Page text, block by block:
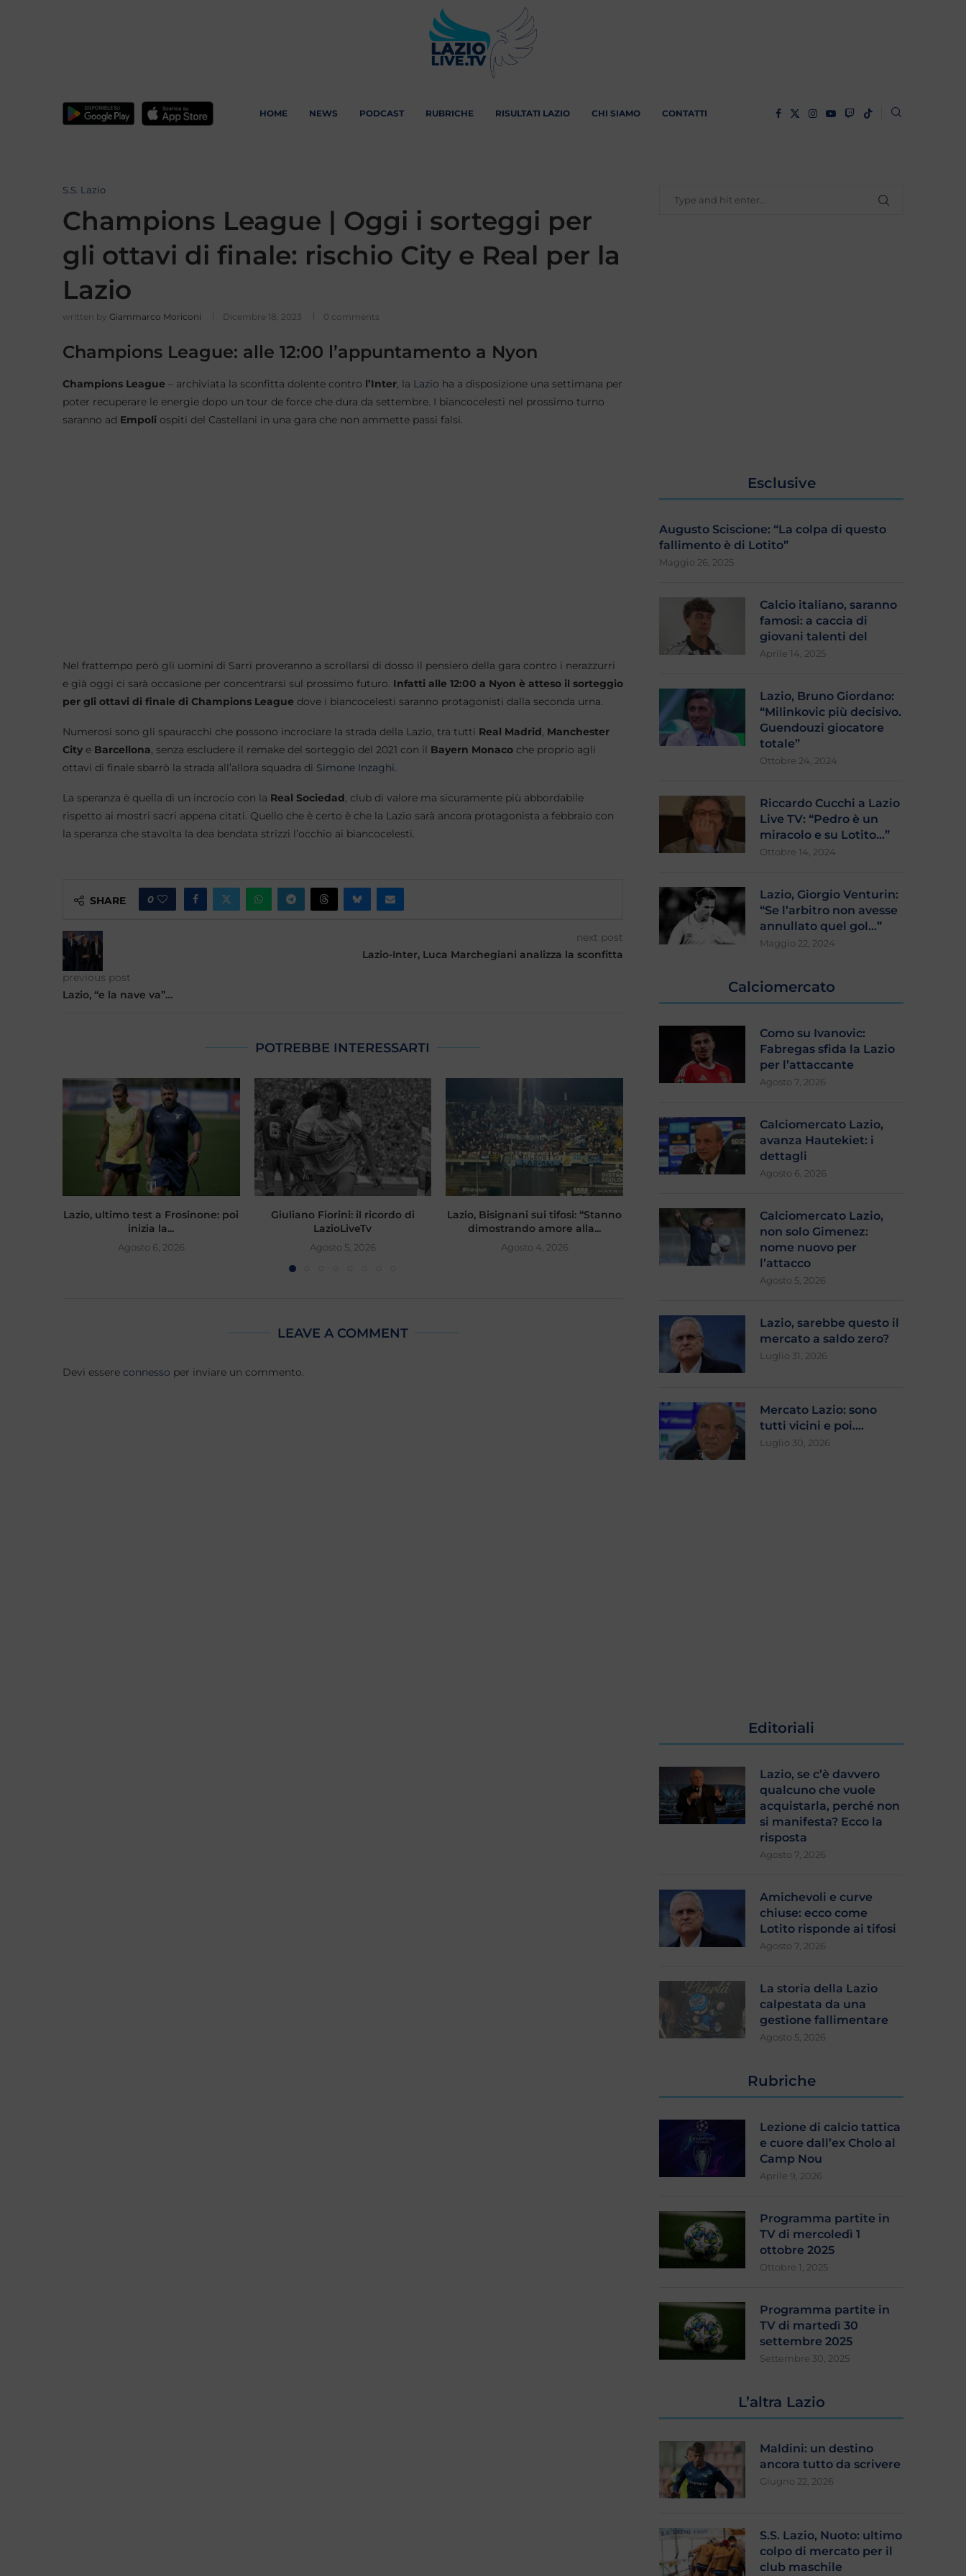
HOME NEWS PODCAST RUBRICHE RISULTATI LAZIO CHI SIAMO CONTATTI
S.S. Lazio
Champions League | Oggi i sorteggi per
gli ottavi di finale: rischio City e Real per la
Lazio
written by Giammarco Moriconi Dicembre 18, 2023 0 comments
Champions League: alle 12:00 l’appuntamento a Nyon
Champions League – archiviata la sconfitta dolente contro l’Inter, la Lazio ha a disposizione una settimana per
poter recuperare le energie dopo un tour de force che dura da settembre. I biancocelesti nel prossimo turno
saranno ad Empoli ospiti del Castellani in una gara che non ammette passi falsi.
Nel frattempo però gli uomini di Sarri proveranno a scrollarsi di dosso il pensiero della gara contro i nerazzurri
e già oggi ci sarà occasione per concentrarsi sul prossimo futuro. Infatti alle 12:00 a Nyon è atteso il sorteggio
per gli ottavi di finale di Champions League dove i biancocelesti saranno protagonisti dalla seconda urna.
Numerosi sono gli spauracchi che possono incrociare la strada della Lazio, tra tutti Real Madrid, Manchester
City e Barcellona, senza escludere il remake del sorteggio del 2021 con il Bayern Monaco che proprio agli
ottavi di finale sbarrò la strada all’allora squadra di Simone Inzaghi.
La speranza è quella di un incrocio con la Real Sociedad, club di valore ma sicuramente più abbordabile
rispetto ai mostri sacri appena citati. Quello che è certo è che la Lazio sarà ancora protagonista a febbraio con
la speranza che stavolta la dea bendata strizzi l’occhio ai biancocelesti.
SHARE 0
previous post
Lazio, “e la nave va”…
next post
Lazio-Inter, Luca Marchegiani analizza la sconfitta
POTREBBE INTERESSARTI
Lazio, ultimo test a Frosinone: poi
inizia la...
Agosto 6, 2026
Giuliano Fiorini: il ricordo di
LazioLiveTv
Agosto 5, 2026
Lazio, Bisignani sui tifosi: “Stanno
dimostrando amore alla...
Agosto 4, 2026
Flaminio, stretta finale: si attende
l’esito
Agosto 4, 2026
Zaccagni e Ratkov
l’Ascoli (2-1). Gattuso:
LEAVE A COMMENT
Devi essere connesso per inviare un commento.
Esclusive
Augusto Sciscione: “La colpa di questo
fallimento è di Lotito”
Maggio 26, 2025
Calcio italiano, saranno
famosi: a caccia di
giovani talenti del
Aprile 14, 2025
Lazio, Bruno Giordano:
“Milinkovic più decisivo.
Guendouzi giocatore
totale”
Ottobre 24, 2024
Riccardo Cucchi a Lazio
Live TV: “Pedro è un
miracolo e su Lotito…”
Ottobre 14, 2024
Lazio, Giorgio Venturin:
“Se l’arbitro non avesse
annullato quel gol…”
Maggio 22, 2024
Calciomercato
Como su Ivanovic:
Fabregas sfida la Lazio
per l’attaccante
Agosto 7, 2026
Calciomercato Lazio,
avanza Hautekiet: i
dettagli
Agosto 6, 2026
Calciomercato Lazio,
non solo Gimenez:
nome nuovo per
l’attacco
Agosto 5, 2026
Lazio, sarebbe questo il
mercato a saldo zero?
Luglio 31, 2026
Mercato Lazio: sono
tutti vicini e poi….
Luglio 30, 2026
Editoriali
Lazio, se c’è davvero
qualcuno che vuole
acquistarla, perché non
si manifesta? Ecco la
risposta
Agosto 7, 2026
Amichevoli e curve
chiuse: ecco come
Lotito risponde ai tifosi
Agosto 7, 2026
La storia della Lazio
calpestata da una
gestione fallimentare
Agosto 5, 2026
Rubriche
Lezione di calcio tattica
e cuore dall’ex Cholo al
Camp Nou
Aprile 9, 2026
Programma partite in
TV di mercoledì 1
ottobre 2025
Ottobre 1, 2025
Programma partite in
TV di martedì 30
settembre 2025
Settembre 30, 2025
L’altra Lazio
Maldini: un destino
ancora tutto da scrivere
Giugno 22, 2026
S.S. Lazio, Nuoto: ultimo
colpo di mercato per il
club maschile